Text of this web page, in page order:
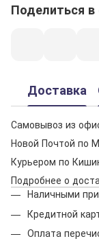
Поделиться в
Доставка
Самовывоз из
Новой Почтой по
Курьером по
Подробнее о
Наличными
Кредитной
Оплата